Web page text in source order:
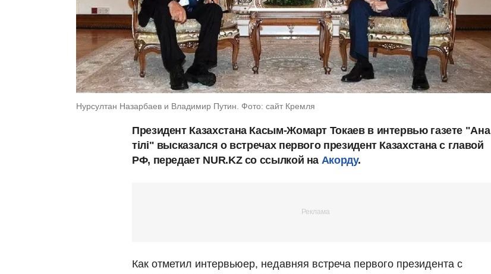
Нурсултан Назарбаев и Владимир Путин. Фото: сайт Кремля
Президент Казахстана Касым-Жомарт Токаев в интервью газете "Ана
тiлi" высказался о встречах первого президент Казахстана с главой
РФ, передает NUR.KZ со ссылкой на Акорду.
Как отметил интервьюер, недавняя встреча первого президента с